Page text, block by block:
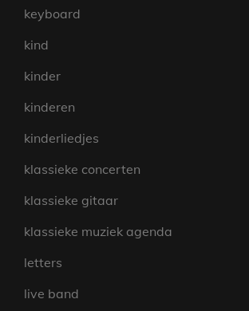
keyboard
kind
kinder
kinderen
kinderliedjes
klassieke concerten
klassieke gitaar
klassieke muziek agenda
letters
live band